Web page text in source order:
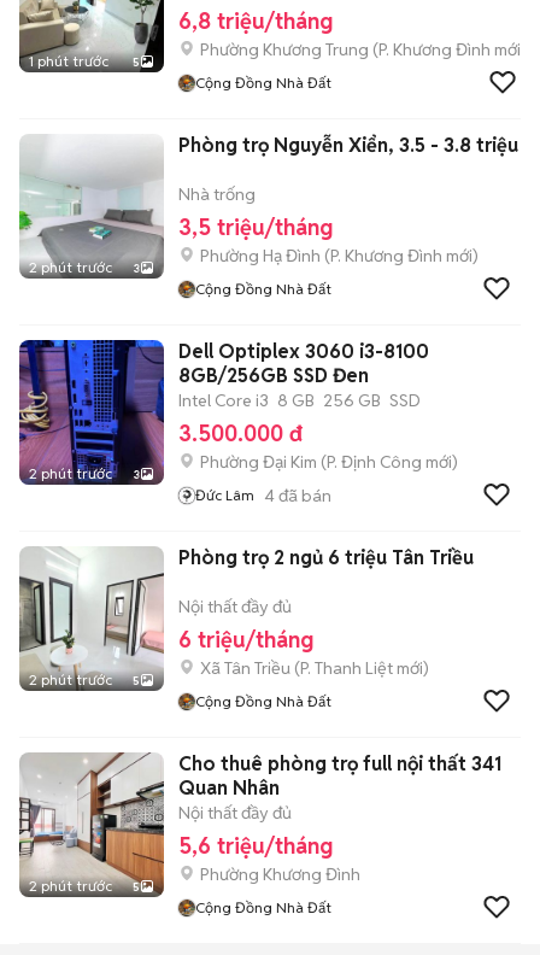
1 phút trước 5
6,8 triệu/tháng
Phường Khương Trung (P. Khương Đình mới)
Cộng Đồng Nhà Đất
2 phút trước 3
Phòng trọ Nguyễn Xiển, 3.5 - 3.8 triệu
Nhà trống
3,5 triệu/tháng
Phường Hạ Đình (P. Khương Đình mới)
Cộng Đồng Nhà Đất
2 phút trước 3
Dell Optiplex 3060 i3-8100
8GB/256GB SSD Đen
Intel Core i3 8 GB 256 GB SSD
3.500.000 đ
Phường Đại Kim (P. Định Công mới)
Đức Lâm 4đã bán
2 phút trước 5
Phòng trọ 2 ngủ 6 triệu Tân Triều
Nội thất đầy đủ
6 triệu/tháng
Xã Tân Triều (P. Thanh Liệt mới)
Cộng Đồng Nhà Đất
2 phút trước 5
Cho thuê phòng trọ full nội thất 341
Quan Nhân
Nội thất đầy đủ
5,6 triệu/tháng
Phường Khương Đình
Cộng Đồng Nhà Đất